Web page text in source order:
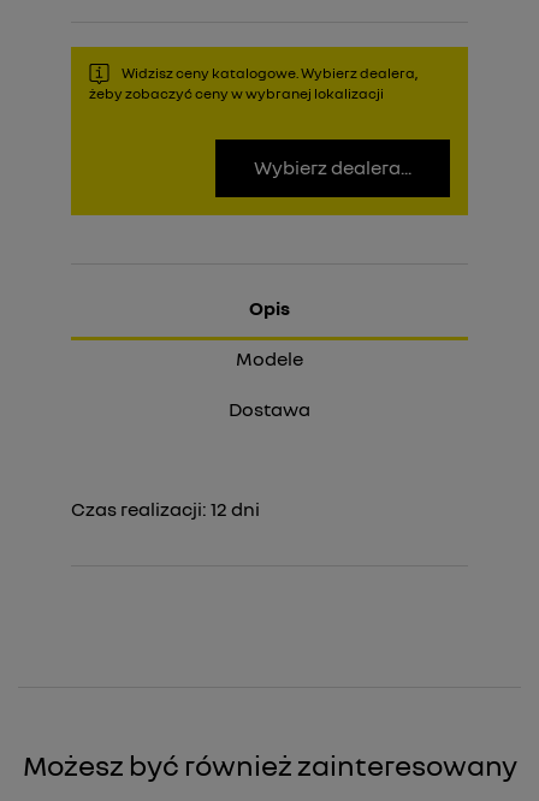
Widzisz ceny katalogowe. Wybierz dealera,
żeby zobaczyć ceny w wybranej lokalizacji
Wybierz dealera...
Opis
Modele
Dostawa
Czas realizacji: 12 dni
Możesz być również zainteresowany